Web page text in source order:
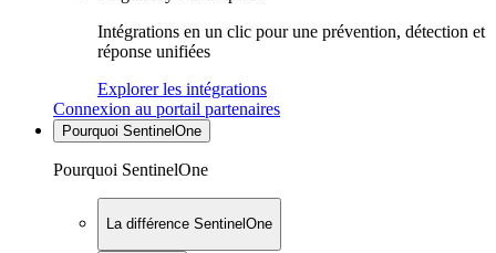
Intégrations en un clic pour une prévention, détection et
réponse unifiées
Explorer les intégrations
Connexion au portail partenaires
Pourquoi SentinelOne
Pourquoi SentinelOne
La différence SentinelOne